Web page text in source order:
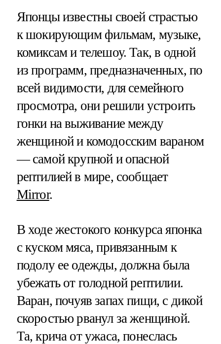
Японцы известны своей страстью
к шокирующим фильмам, музыке,
комиксам и телешоу. Так, в одной
из программ, предназначенных, по
всей видимости, для семейного
просмотра, они решили устроить
гонки на выживание между
женщиной и комодосским вараном
— самой крупной и опасной
рептилией в мире, сообщает
Mirror.
В ходе жестокого конкурса японка
с куском мяса, привязанным к
подолу ее одежды, должна была
убежать от голодной рептилии.
Варан, почуяв запах пищи, с дикой
скоростью рванул за женщиной.
Та, крича от ужаса, понеслась